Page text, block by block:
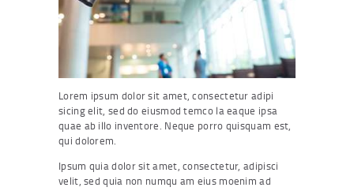
Lorem ipsum dolor sit amet, consectetur adipi
sicing elit, sed do eiusmod temco la eaque ipsa
quae ab illo inventore. Neque porro quisquam est,
qui dolorem.
Ipsum quia dolor sit amet, consectetur, adipisci
velit, sed quia non numqu am eius moenim ad